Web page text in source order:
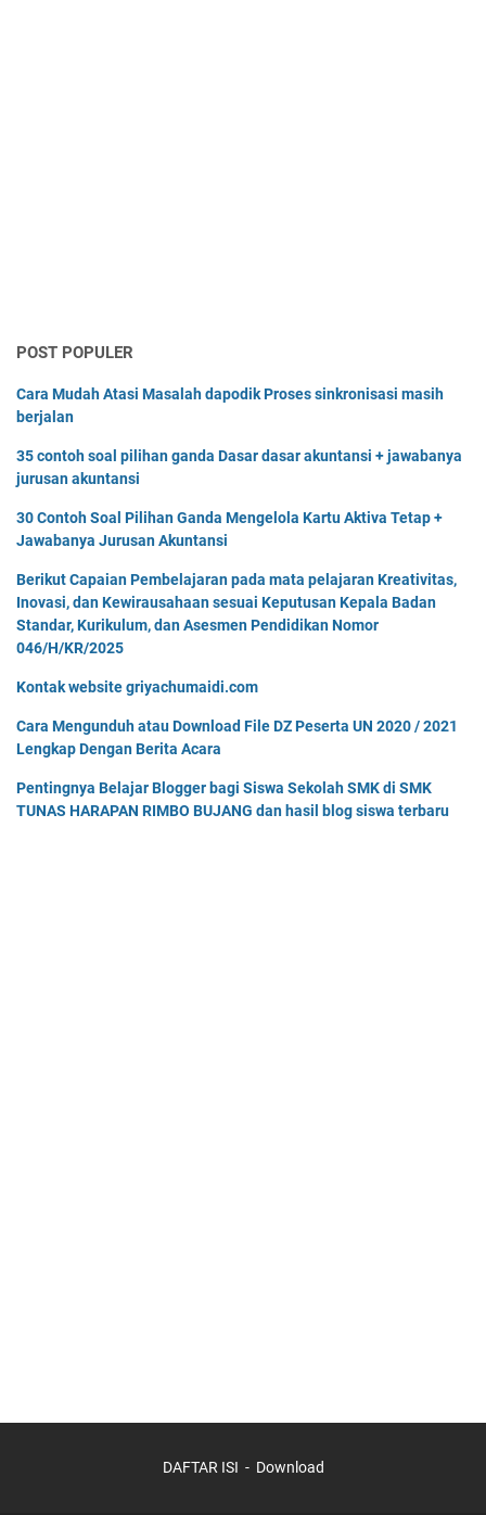
POST POPULER
Cara Mudah Atasi Masalah dapodik Proses sinkronisasi masih
berjalan
35 contoh soal pilihan ganda Dasar dasar akuntansi + jawabanya
jurusan akuntansi
30 Contoh Soal Pilihan Ganda Mengelola Kartu Aktiva Tetap +
Jawabanya Jurusan Akuntansi
Berikut Capaian Pembelajaran pada mata pelajaran Kreativitas,
Inovasi, dan Kewirausahaan sesuai Keputusan Kepala Badan
Standar, Kurikulum, dan Asesmen Pendidikan Nomor
046/H/KR/2025
Kontak website griyachumaidi.com
Cara Mengunduh atau Download File DZ Peserta UN 2020 / 2021
Lengkap Dengan Berita Acara
Pentingnya Belajar Blogger bagi Siswa Sekolah SMK di SMK
TUNAS HARAPAN RIMBO BUJANG dan hasil blog siswa terbaru
DAFTAR ISI Download